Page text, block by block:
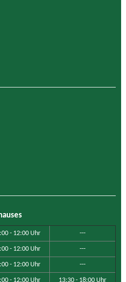
- 12:00 Uhr ---
- 12:00 Uhr ---
- 12:00 Uhr ---
- 12:00 Uhr 13:30 - 18:00 Uhr